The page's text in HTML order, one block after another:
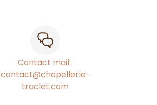
Contact mail :
contact@chapellerie-
traclet.com